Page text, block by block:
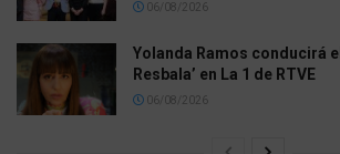
06/08/2026
Yolanda Ramos conducirá
Resbala’ en La 1 de RTVE
06/08/2026